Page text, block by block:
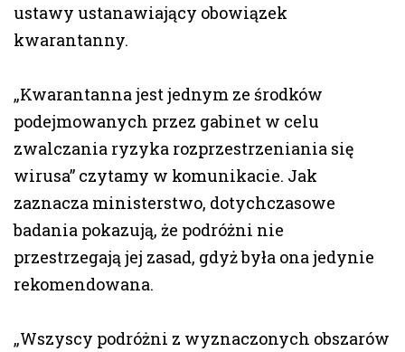
ustawy ustanawiający obowiązek
kwarantanny.
„Kwarantanna jest jednym ze środków
podejmowanych przez gabinet w celu
zwalczania ryzyka rozprzestrzeniania się
wirusa” czytamy w komunikacie. Jak
zaznacza ministerstwo, dotychczasowe
badania pokazują, że podróżni nie
przestrzegają jej zasad, gdyż była ona jedynie
rekomendowana.
„Wszyscy podróżni z wyznaczonych obszarów